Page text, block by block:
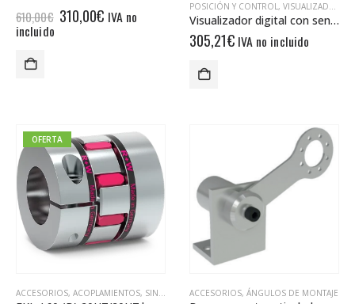
610,00€ El
precio
310,00€ElIVA no
incluido
POSICIÓN Y CONTROL, VISUALIZADORES
Visualizador digital con sensor IZ15E-001-4-03.0-0
305,21€ IVA no incluido
OFERTA
ACCESORIOS, ACOPLAMIENTOS, SIN CATEGORÍA ACCESORIOS, ÁNGULOS DE MONTAJE